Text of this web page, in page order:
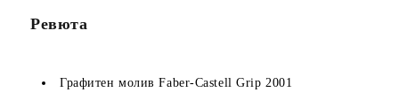
Ревюта
Графитен молив Faber-Castell Grip 2001